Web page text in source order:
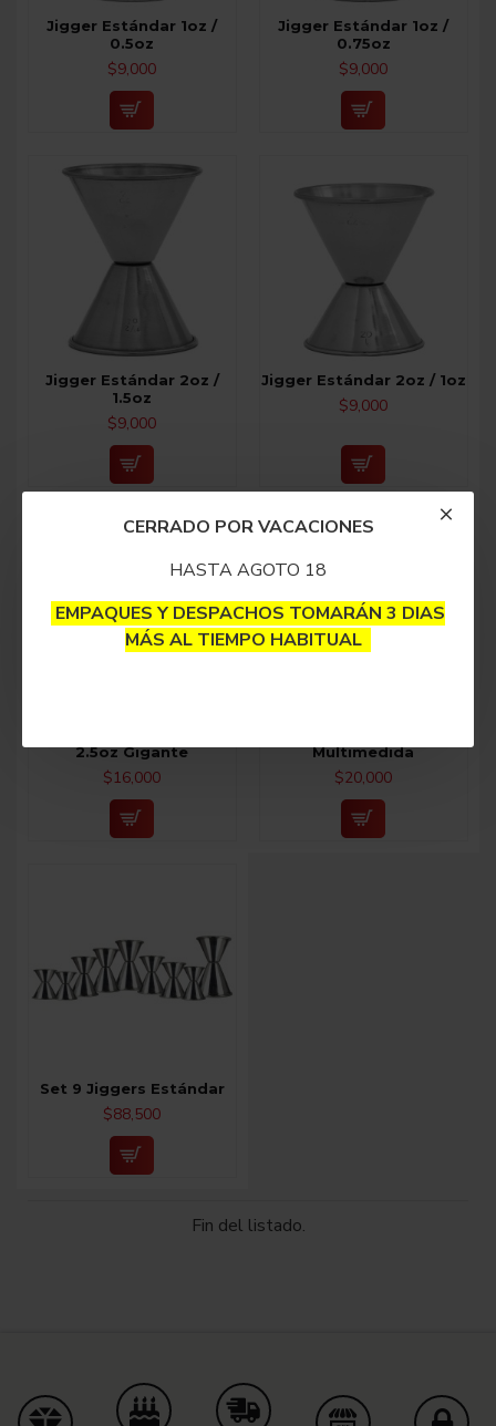
CERRADO POR VACACIONES
HASTA AGOTO 18
EMPAQUES Y DESPACHOS TOMARÁN 3 DIAS
MÁS AL TIEMPO HABITUAL
Jigger Estándar 1oz /
0.5oz
$9,000
Jigger Estándar 1oz /
0.75oz
$9,000
Jigger Estándar 2oz /
1.5oz
$9,000
Jigger Estándar 2oz / 1oz
$9,000
2.5oz Gigante
$16,000
Multimedida
$20,000
Set 9 Jiggers Estándar
$88,500
Fin del listado.